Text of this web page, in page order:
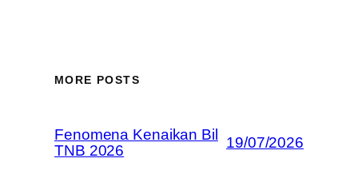
MORE POSTS
Fenomena Kenaikan Bil
TNB 2026
19/07/2026